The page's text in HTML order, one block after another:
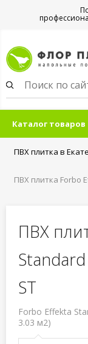
Каталог товаров
ПВХ плитка в
ПВХ плитка Forbo
ПВХ
ST
Forbo Effekta
3.03 м2)